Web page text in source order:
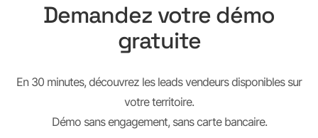
Demandez votre démo
gratuite
En 30 minutes, découvrez les leads vendeurs disponibles sur
votre territoire.
Démo sans engagement, sans carte bancaire.